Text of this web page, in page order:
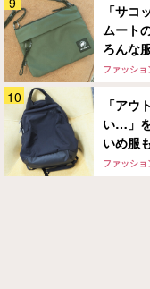
「サ
ムート
ろんな
ファッショ
「アウ
い…」
いめ服
ファッショ